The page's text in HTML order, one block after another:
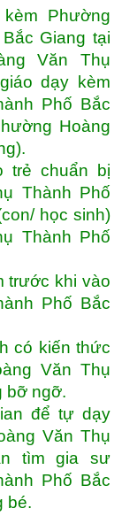
Phường
Giang tại
Văn Thụ
dạy kèm
Phố Bắc
Hoàng
trẻ chuẩn bị
Thành Phố
học sinh)
Thành Phố
trước khi vào
Phố Bắc
có kiến thức
Văn Thụ
bỡ ngỡ.
để tự dạy
Văn Thụ
tìm gia sư
Phố Bắc
bé.